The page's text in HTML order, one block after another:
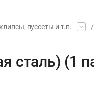
пуссеты и т.п. /
сталь) (1